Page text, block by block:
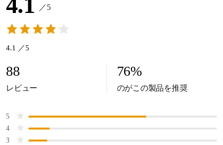
／5
4.1 ／5
88
レビュー
76%
のがこの製品を推奨
5
4
3